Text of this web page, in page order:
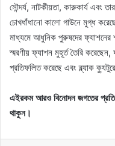
সৌন্দর্য, নাটকীয়তা, কারুকার্য এবং
চোখধাঁধানো কালো গাউনে মুগ্ধ
মাধ্যমে আধুনিক পুরুষদের ফ্যাশনের
স্মরণীয় ফ্যাশন মুহূর্ত তৈরি করেছেন,
প্রতিফলিত করেছে এবং ব্ল্যাক
এইরকম আরও বিনোদন জগতের
থাকুন।